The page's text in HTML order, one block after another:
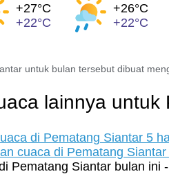
+27°C
+22°C
+26°C
+22°C
untuk bulan tersebut dibuat
lainnya untuk
di Pematang Siantar 5
cuaca di Pematang
Pematang Siantar bulan ini